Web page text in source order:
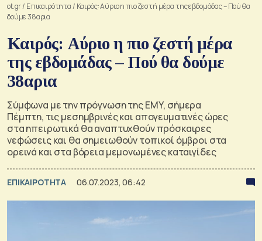
ot.gr/ Επικαιρότητα / Καιρός: Αύριο η πιο ζεστή μέρα της εβδομάδας – Πού θα
δούμε 38αρια
Καιρός: Αύριο η πιο ζεστή μέρα
της εβδομάδας – Πού θα δούμε
38αρια
Σύμφωνα με την πρόγνωση της ΕΜΥ, σήμερα
Πέμπτη, τις μεσημβρινές και απογευματινές ώρες
στα ηπειρωτικά θα αναπτυχθούν πρόσκαιρες
νεφώσεις και θα σημειωθούν τοπικοί όμβροι στα
ορεινά και στα βόρεια μεμονωμένες καταιγίδες
ΕΠΙΚΑΙΡΟΤΗΤΑ 06.07.2023, 06:42